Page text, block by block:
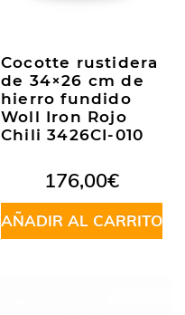
Cocotte rustidera
de 34×26 cm de
hierro fundido
Woll Iron Rojo
Chili 3426CI-010
176,00€
AÑADIR AL CARRITO